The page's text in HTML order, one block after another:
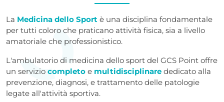
La Medicina dello Sport è una disciplina fondamentale
per tutti coloro che praticano attività fisica, sia a livello
amatoriale che professionistico.
L'ambulatorio di medicina dello sport del GCS Point offre
un servizio completo e multidisciplinare dedicato alla
prevenzione, diagnosi, e trattamento delle patologie
legate all'attività sportiva.